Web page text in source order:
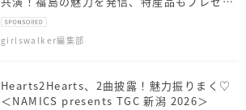
ト
girlswalker編集部
Hearts2Hearts、2曲披露！魅力振りまく♡
＜NAMICS presents TGC 新潟 2026＞